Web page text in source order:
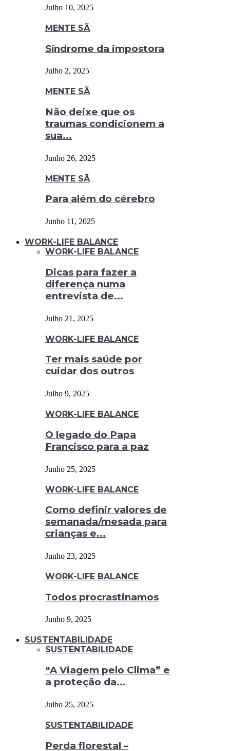
Julho 10, 2025
MENTE SÃ
Síndrome da impostora
Julho 2, 2025
MENTE SÃ
Não deixe que os
traumas condicionem a
sua...
Junho 26, 2025
MENTE SÃ
Para além do cérebro
Junho 11, 2025
WORK-LIFE BALANCE
WORK-LIFE BALANCE
Dicas para fazer a
diferença numa
entrevista de...
Julho 21, 2025
WORK-LIFE BALANCE
Ter mais saúde por
cuidar dos outros
Julho 9, 2025
WORK-LIFE BALANCE
O legado do Papa
Francisco para a paz
Junho 25, 2025
WORK-LIFE BALANCE
Como definir valores de
semanada/mesada para
crianças e...
Junho 23, 2025
WORK-LIFE BALANCE
Todos procrastinamos
Junho 9, 2025
SUSTENTABILIDADE
SUSTENTABILIDADE
“A Viagem pelo Clima” e
a proteção da...
Julho 25, 2025
SUSTENTABILIDADE
Perda florestal –